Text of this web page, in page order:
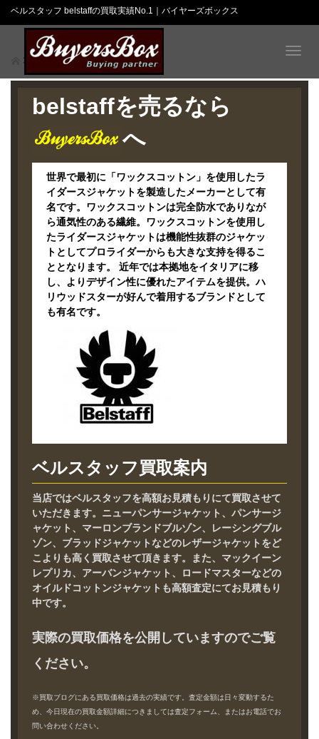
ベルスタッフ belstaffの買取実績No.1｜バイヤーズボックス
T
g
ベルスタッフ
belstaffを売るなら
へ
世界で最初に「ワックスコットン」を使用したラ
イダースジャケットを製造したメーカーとして有
名です。ワックスコットンは完全防水でありなが
ら通気性のある繊維。ワックスコットンを使用し
たライダースジャケットは機能性抜群のジャケッ
トとしてプロライダーからも大きな支持を得るこ
ととなります。 近年では本拠地をイタリアに移
し、よりデザイン性に優れたアイテムを提供。ハ
リウッドスターが好んで着用するブランドとして
も有名です。
ベルスタッフ買取案内
当店ではベルスタッフを高額お見積もりにて買取させて
いただきます。ニューパンサージャケット、パンサージ
ャケット、マーロンブランドブルゾン、レーシングブル
ゾン、ブラッドジャケットなどのレザージャケットをど
こよりも高く買取させて頂きます。また、マックイーン
レプリカ、アーバンジャケット、ロードマスターなどの
オイルドコットンジャケットも高額査定にてお見積もり
中です。
実際の買取価格を公開していますのでご覧
ください。
※買取ブログにある買取価格は過去の実績です。査定金額は日々変動するた
め、今日現在の買取金額詳細につきましては査定フォーム、またはお電話でお
問い合わせください。